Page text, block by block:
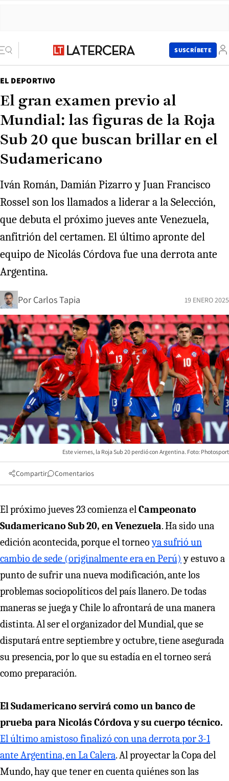
SUSCRÍBETE
EL DEPORTIVO
El gran examen previo al
Mundial: las figuras de la Roja
Sub 20 que buscan brillar en el
Sudamericano
Iván Román, Damián Pizarro y Juan Francisco
Rossel son los llamados a liderar a la Selección,
que debuta el próximo jueves ante Venezuela,
anfitrión del certamen. El último apronte del
equipo de Nicolás Córdova fue una derrota ante
Argentina.
Por Carlos Tapia 19 ENERO 2025
Este viernes, la Roja Sub 20 perdió con Argentina. Foto: Photosport
Compartir Comentarios
El próximo jueves 23 comienza elCampeonato
Sudamericano Sub 20, en Venezuela. Ha sido una
edición acontecida, porque el torneoya sufrió un
cambio de sede (originalmente era en Perú) y estuvo a
punto de sufrir una nueva modificación, ante los
problemas sociopolíticos del país llanero. De todas
maneras se juega y Chile lo afrontará de una manera
distinta. Al ser el organizador del Mundial, que se
disputará entre septiembre y octubre, tiene asegurada
su presencia, por lo que su estadía en el torneo será
como preparación.
El Sudamericano servirá como un banco de
prueba para Nicolás Córdova y su cuerpo técnico.
El último amistoso finalizó con una derrota por 3-1
ante Argentina, en La Calera. Al proyectar la Copa del
Mundo, hay que tener en cuenta quiénes son las